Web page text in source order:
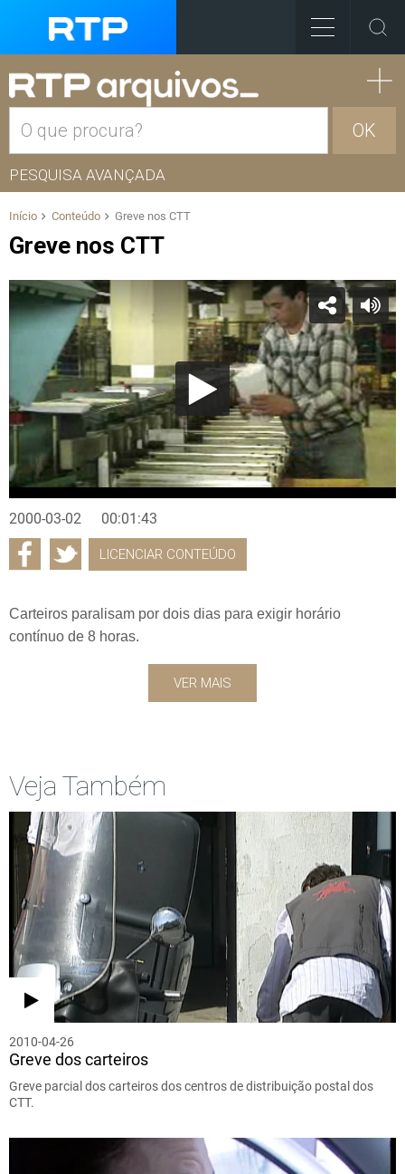
OK
PESQUISA AVANÇADA
Início Conteúdo Greve nos CTT
Greve nos CTT
2000-03-02 00:01:43
LICENCIAR CONTEÚDO
Carteiros paralisam por dois dias para exigir horário
contínuo de 8 horas.
VER MAIS
Veja Também
2010-04-26
Greve dos carteiros
Greve parcial dos carteiros dos centros de distribuição postal dos
CTT.